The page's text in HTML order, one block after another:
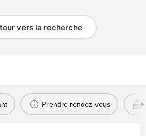
vers la recherche
Prendre rendez-vous